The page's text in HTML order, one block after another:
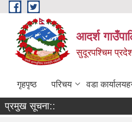
Skip to main content
आदर्श
सुदूरपश्चिम
गृहपृष्ठ परिचय वडा
प्रमुख सूचना::